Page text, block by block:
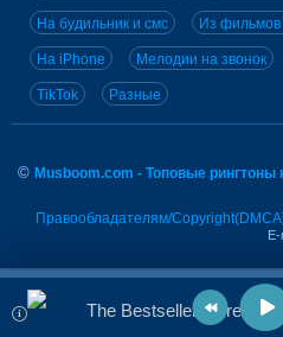
На будильник и смс Из фильмов
На iPhone Мелодии на звонок
TikTok Разные
© Musboom.com - Топовые рингтоны
Правообладателям/
E-
The Bestseller - Dreaming